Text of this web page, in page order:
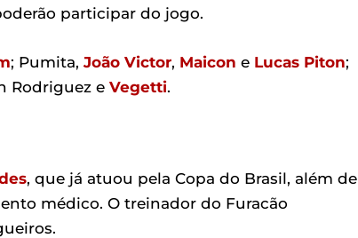
participar do jogo.
; Pumita, João Victor, Maicon e Lucas Piton;
Rodriguez e Vegetti.
, que já atuou pela Copa do Brasil, além de
médico. O treinador do Furacão